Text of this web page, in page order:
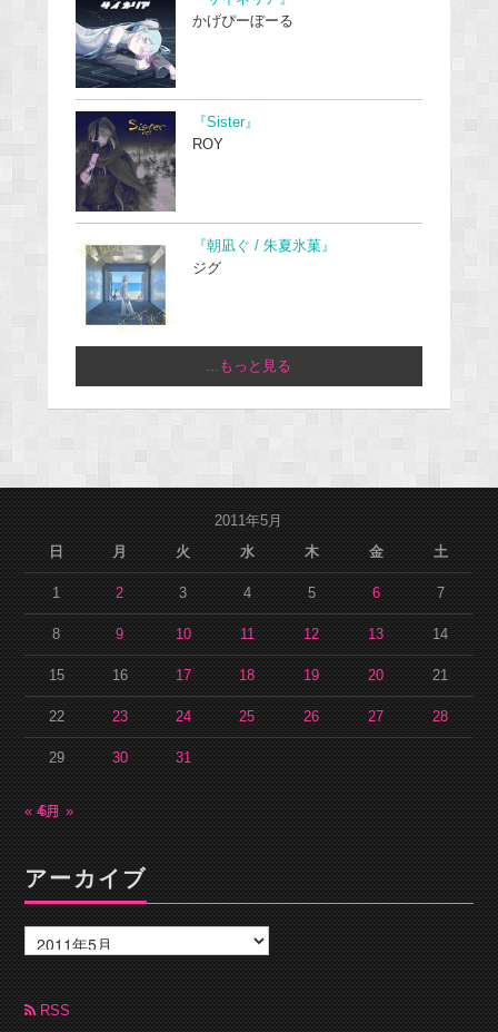
かげぴーぼーる
『Sister』
ROY
『朝凪ぐ / 朱夏氷菓』
ジグ
...もっと見る
2011年5月
日
月 火 水 木 金 土
1 2 3 4 5 6 7
8 9 10 11 12 13 14
15 16 17 18 19 20 21
22 23 24 25 26 27 28
29 30 31
« 4月6月 »
アーカイブ
ー
カ
ブ RSS